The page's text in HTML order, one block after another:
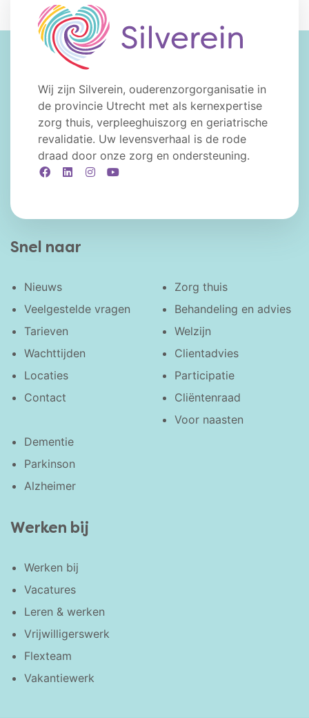
Wij zijn Silverein, ouderenzorgorganisatie in
de provincie Utrecht met als kernexpertise
zorg thuis, verpleeghuiszorg en geriatrische
revalidatie. Uw levensverhaal is de rode
draad door onze zorg en ondersteuning.
FacebookLinkedInInstagram
Snel naar
Nieuws
Veelgestelde vragen
Tarieven
Wachttijden
Locaties
Contact
Zorg thuis
Behandeling en advies
Welzijn
Clientadvies
Participatie
Cliëntenraad
Voor naasten
Dementie
Parkinson
Alzheimer
Werken bij
Werken bij
Vacatures
Leren & werken
Vrijwilligerswerk
Flexteam
Vakantiewerk